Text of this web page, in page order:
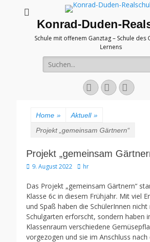
Konrad-Duden-
Schule mit offenem Ganztag – Schule des
Lernens
Suche
nach:
E-
Mail
YouTubeTelefon
Home » Aktuell »
Projekt „gemeinsam Gärtnern“
Projekt „gemeinsam
Veröffentlicht
9. August 2022 Autor
hr
Das Projekt „gemeinsam Gärtnern“
Klasse 6c in diesem Frühjahr. Mit viel
und Spaß haben die SchülerInnen nicht
Schulgarten erforscht, sondern haben
Klassenraum verschiedene
vorgezogen und sie im Anschluss nach